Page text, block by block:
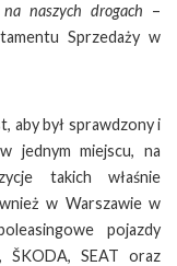
naszych drogach –
Sprzedaży w
aby był sprawdzony i
jednym miejscu, na
takich właśnie
w Warszawie w
pojazdy
ŠKODA, SEAT oraz